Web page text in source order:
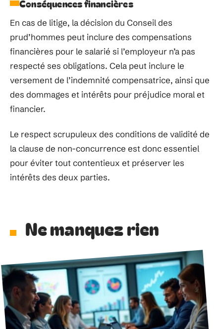
Conséquences financières
En cas de litige, la décision du Conseil des
prud’hommes peut inclure des compensations
financières pour le salarié si l’employeur n’a pas
respecté ses obligations. Cela peut inclure le
versement de l’indemnité compensatrice, ainsi que
des dommages et intérêts pour préjudice moral et
financier.
Le respect scrupuleux des conditions de validité de
la clause de non-concurrence est donc essentiel
pour éviter tout contentieux et préserver les
intérêts des deux parties.
Ne manquez rien